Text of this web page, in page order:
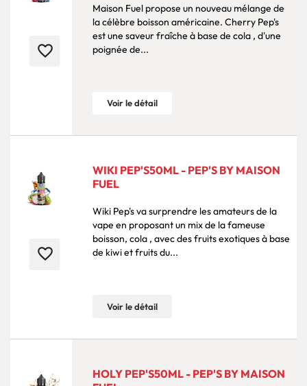
favorite_border
Maison Fuel propose un nouveau mélange de
la célèbre boisson américaine. Cherry Pep's
est une saveur fraîche à base de cola , d'une
poignée de...
Voir le détail
favorite_border
WIKI PEP'S50ML - PEP'S BY MAISON
FUEL
Wiki Pep's va surprendre les amateurs de la
vape en proposant un mix de la fameuse
boisson, cola , avec des fruits exotiques à base
de kiwi et fruits du...
Voir le détail
HOLY PEP'S50ML - PEP'S BY MAISON